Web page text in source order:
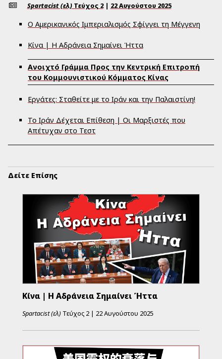
Spartacist (ελ) Τεύχος 2 | 22 Αυγούστου 2025
Ο Αμερικανικός Ιμπεριαλισμός Σφίγγει τη Μέγγενη
Κίνα | Η Αδράνεια Σημαίνει Ήττα
Ανοιχτό Γράμμα Προς την Κεντρική Επιτροπή
του Κομμουνιστικού Κόμματος Κίνας
Εργάτες: Σταθείτε με το Ιράν και την Παλαιστίνη!
Το Ιράν Δέχεται Επίθεση | Οι Μαρξιστές που
Απέτυχαν στο Τεστ
Δείτε Επίσης
Κίνα | Η Αδράνεια Σημαίνει Ήττα
Spartacist (ελ)Τεύχος 2 | 22 Αυγούστου 2025